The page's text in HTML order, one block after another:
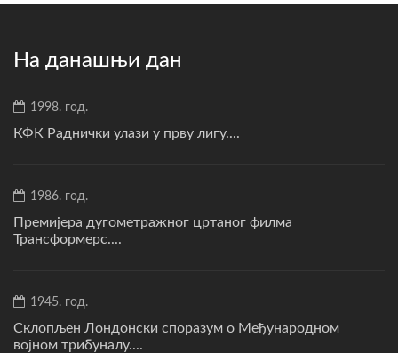
На данашњи дан
1998. год.
КФК Раднички улази у прву лигу....
1986. год.
Премијера дугометражног цртаног филма
Трансформерс....
1945. год.
Склопљен Лондонски споразум о Међународном
војном трибуналу....